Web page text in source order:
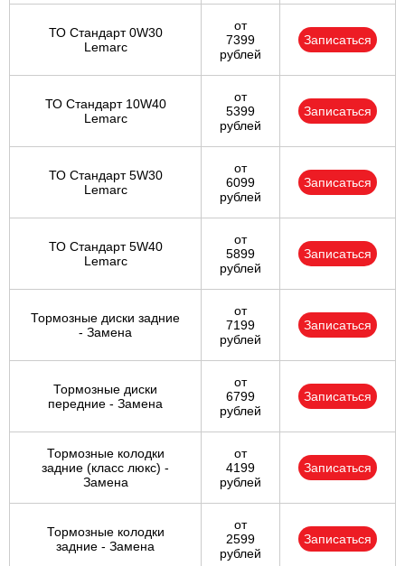
ТО Стандарт 0W30
Lemarc
от
7399
рублей
Записаться
ТО Стандарт 10W40
Lemarc
от
5399
рублей
Записаться
ТО Стандарт 5W30
Lemarc
от
6099
рублей
Записаться
ТО Стандарт 5W40
Lemarc
от
5899
рублей
Записаться
Тормозные диски задние
- Замена
от
7199
рублей
Записаться
Тормозные диски
передние - Замена
от
6799
рублей
Записаться
Тормозные колодки
задние (класс люкс) -
Замена
от
4199
рублей
Записаться
Тормозные колодки
задние - Замена
от
2599
рублей
Записаться